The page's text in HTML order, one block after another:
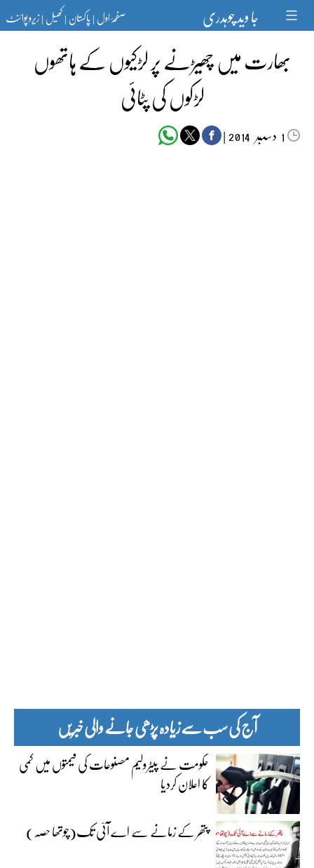
content جا وید چوہدری صفحۂ اول|پاکستان|کھیل|زیرو پوائنٹ
بھارت میں چھیڑنے پر لڑکیوں کے ہاتھوں
لڑکوں کی پٹائی
1 دسمبر‬‮ |
آج کی سب سے زیادہ پڑھی جانے والی خبریں
حکومت نے پیٹرولیم مصنوعات کی قیمتوں میں کمی
کا اعلان کردیا
پتھر کے زمانے سے اے آئی تک(چوتھا حصہ)